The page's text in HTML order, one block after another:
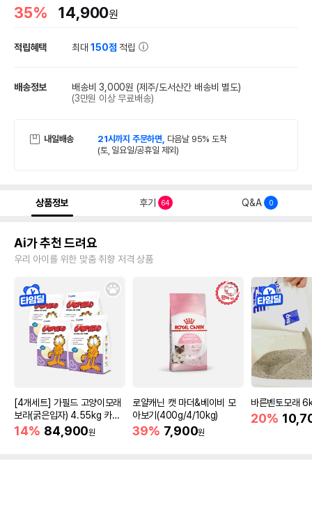
35% 14,900원
적립혜택 최대150점 적립
배송정보 배송비 3,000원 (제주/도서산간 배송비 별도)
(3만원 이상 무료배송)
내일배송 21시까지 주문하면, 다음날 95% 도착
(토, 일요일/공휴일 제외)
상품정보 후기 64 Q&A 0
Ai가 추천 드려요
우리 아이를 위한 맞춤 취향 저격 상품
[4개세트] 가필드 고양이모래
보라(굵은입자) 4.55kg 카사
바모래
14% 84,900원
로얄캐닌 캣 마더&베이비 모
아보기(400g/4/10kg)
39% 7,900원
바른벤토모래
20%